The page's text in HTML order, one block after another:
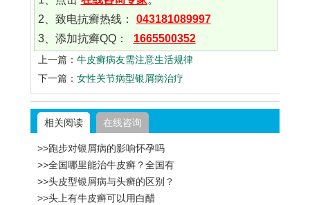
2、致电抗癣热线：
043181089997
3、添加抗癣QQ：
1665500352
上一篇： 牛皮癣病友需注意生活规律
下一篇： 女性关节病型银屑病治疗
相关阅读 在线咨询
>>跑步对银屑病的影响怀孕吗
>>全国哪里能治牛皮癣？全国有
>>头皮型银屑病与头癣的区别？
>>头上有牛皮癣可以用白醋